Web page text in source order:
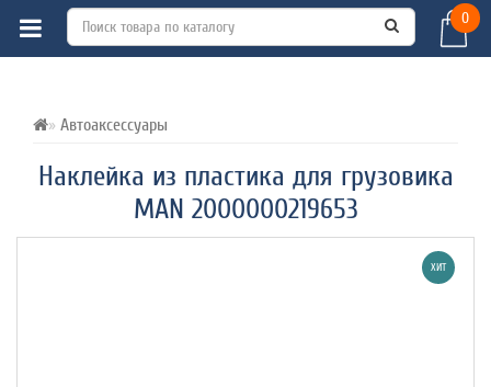
0
Автоаксессуары
Наклейка из пластика для грузовика
MAN 2000000219653
ВСЕ О ТОВАРЕ ХАРАКТЕРИСТИКИ
ХИТ